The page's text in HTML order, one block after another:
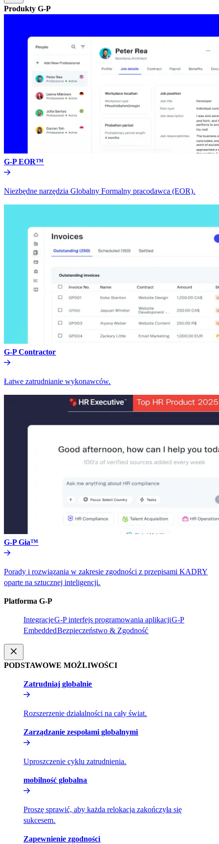
Produkty G-P​​
G-P EOR™​​
Niezbędne narzędzia Globalny Formalny pracodawca (EOR).​​
G-P Contractor​​
Łatwe zatrudnianie wykonawców.​​
G-P Gia™​​
Porady i rozwiązania w zakresie zgodności z przepisami KADRY
oparte na sztucznej inteligencji.​​
Platforma G-P​​
Integracje​​G-P interfejs programowania aplikacji​​G-P
Embedded​​Bezpieczeństwo & Zgodność​​
PODSTAWOWE MOŻLIWOŚCI​​
Zatrudniaj globalnie​​
Rozszerzenie działalności na cały świat.​​
Zarządzanie zespołami globalnymi​​
Uproszczenie cyklu zatrudnienia.​​
mobilność globalna​​
Proszę sprawić, aby każda relokacja zakończyła się
sukcesem.​​
Zapewnienie zgodności​​